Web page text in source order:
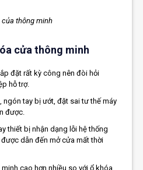
thông minh
cửa thông minh
đặt rất kỳ công nên đòi hỏi
hỗ trợ.
ngón tay bị ướt, đặt sai tư thế máy
được.
thiết bị nhận dạng lỗi hệ thống
dẫn đến mở cửa mất thời
cao hơn nhiều so với ổ khóa